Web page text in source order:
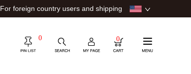
For foreign country users and shipping
0 0